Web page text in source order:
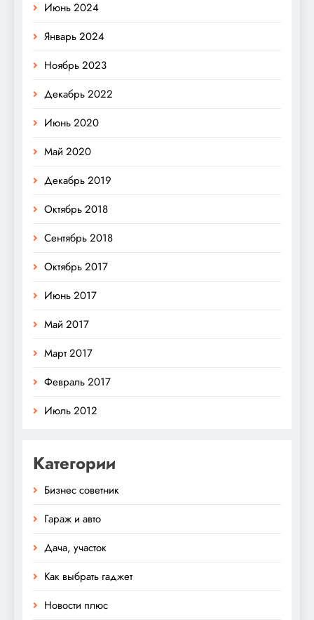
Июнь 2024
Январь 2024
Ноябрь 2023
Декабрь 2022
Июнь 2020
Май 2020
Декабрь 2019
Октябрь 2018
Сентябрь 2018
Октябрь 2017
Июнь 2017
Май 2017
Март 2017
Февраль 2017
Июль 2012
Категории
Бизнес советник
Гараж и авто
Дача, участок
Как выбрать гаджет
Новости плюс